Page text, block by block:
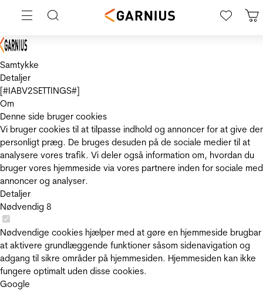
Samtykke
Detaljer
[#IABV2SETTINGS#]
Om
Denne side bruger cookies
Vi bruger cookies til at tilpasse indhold og annoncer for at give
personligt præg. De bruges desuden på de sociale medier til at
analysere vores trafik. Vi deler også information om, hvordan du
bruger vores hjemmeside via vores partnere inden for sociale
annoncer og analyser.
Detaljer
Nødvendig 8
Nødvendige cookies hjælper med at gøre en hjemmeside
at aktivere grundlæggende funktioner såsom sidenavigation og
adgang til sikre områder på hjemmesiden. Hjemmesiden kan ikke
fungere optimalt uden disse cookies.
Google